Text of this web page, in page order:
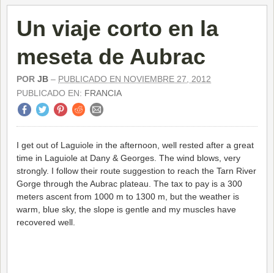
Un viaje corto en la
meseta de Aubrac
POR JB – PUBLICADO EN NOVIEMBRE 27, 2012
PUBLICADO EN: FRANCIA
I get out of Laguiole in the afternoon, well rested after a great
time in Laguiole at Dany & Georges. The wind blows, very
strongly. I follow their route suggestion to reach the Tarn River
Gorge through the Aubrac plateau. The tax to pay is a 300
meters ascent from 1000 m to 1300 m, but the weather is
warm, blue sky, the slope is gentle and my muscles have
recovered well.